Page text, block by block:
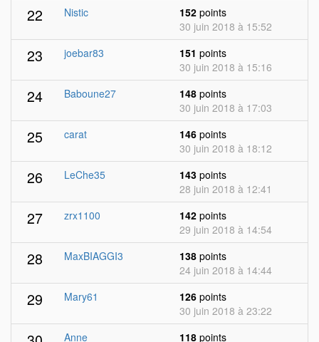
22 Nistic 152 points
30 juin 2018 à 15:52
23 joebar83 151 points
30 juin 2018 à 15:16
24 Baboune27 148 points
30 juin 2018 à 17:03
25 carat 146 points
30 juin 2018 à 18:12
26 LeChe35 143 points
28 juin 2018 à 12:41
27 zrx1100 142 points
29 juin 2018 à 14:54
28 MaxBIAGGI3 138 points
24 juin 2018 à 14:44
29 Mary61 126 points
30 juin 2018 à 23:22
Anne 118 points